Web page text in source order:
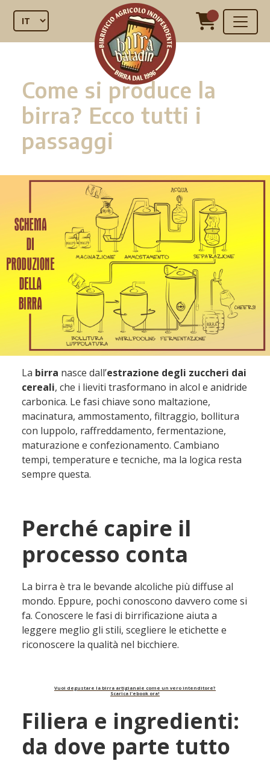
Come si produce la
birra? Ecco tutti i
passaggi
La birra nasce dall’estrazione degli zuccheri dai
cereali, che i lieviti trasformano in alcol e anidride
carbonica. Le fasi chiave sono maltazione,
macinatura, ammostamento, filtraggio, bollitura
con luppolo, raffreddamento, fermentazione,
maturazione e confezionamento. Cambiano
tempi, temperature e tecniche, ma la logica resta
sempre questa.
Perché capire il
processo conta
La birra è tra le bevande alcoliche più diffuse al
mondo. Eppure, pochi conoscono davvero come si
fa. Conoscere le fasi di birrificazione aiuta a
leggere meglio gli stili, scegliere le etichette e
riconoscere la qualità nel bicchiere.
Vuoi degustare la birra artigianale come un vero intenditore?
Scarica l'ebook ora!
Filiera e ingredienti:
da dove parte tutto